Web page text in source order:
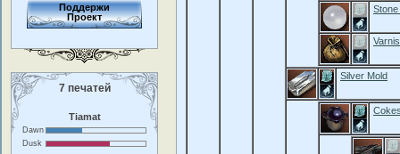
Поддержи
Проект
7 печатей
Tiamat
Dawn
Dusk
Silver Mold